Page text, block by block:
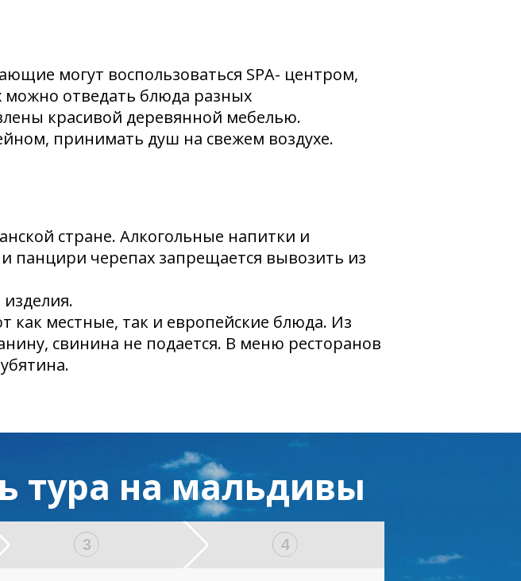
могут воспользоваться SPA- центром,
можно отведать блюда разных
красивой деревянной мебелью.
принимать душ на свежем воздухе.
стране. Алкогольные напитки и
черепах запрещается вывозить из
как местные, так и европейские блюда. Из
свинина не подается. В меню ресторанов
тура на мальдивы
3 4